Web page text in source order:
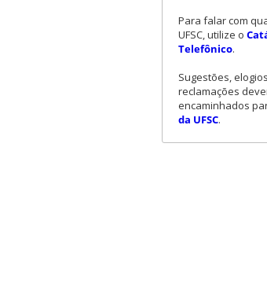
Para falar com
UFSC, utilize o
Telefônico.
Sugestões,
reclamações
encaminhados
da UFSC.